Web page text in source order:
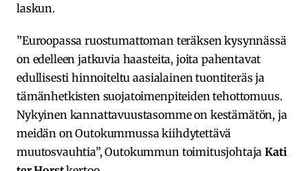
laskun.
”Euroopassa ruostumattoman teräksen kysynnässä
on edelleen jatkuvia haasteita, joita pahentavat
edullisesti hinnoiteltu aasialainen tuontiteräs ja
tämänhetkisten suojatoimenpiteiden tehottomuus.
Nykyinen kannattavuustasomme on kestämätön, ja
meidän on Outokummussa kiihdytettävä
muutosvauhtia”, Outokummun toimitusjohtajaKati